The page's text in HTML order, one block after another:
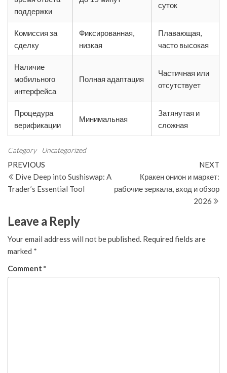
поддержки
суток
Комиссия за
сделку
Фиксированная,
низкая
Плавающая,
часто высокая
Наличие
мобильного
интерфейса
Полная адаптация
Частичная или
отсутствует
Процедура
верификации
Минимальная
Затянутая и
сложная
Category Uncategorized
Post
navigation
Previous
Post
PREVIOUS
Dive Deep into Sushiswap: A
Trader’s Essential Tool
NEXT
Кракен онион и маркет:
рабочие зеркала, вход и обзор
2026
Leave a Reply
Your email address will not be published. Required fields are
marked *
Comment *